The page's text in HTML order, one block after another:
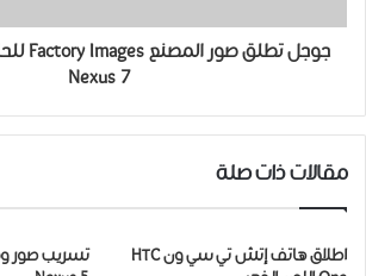
Nexus 7
مقالات ذات صلة
اطلاق هاتف إتش تي سي ون HTC
تسريب صور